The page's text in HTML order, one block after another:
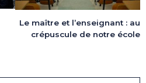
Le maître et l’enseignant : au
crépuscule de notre école